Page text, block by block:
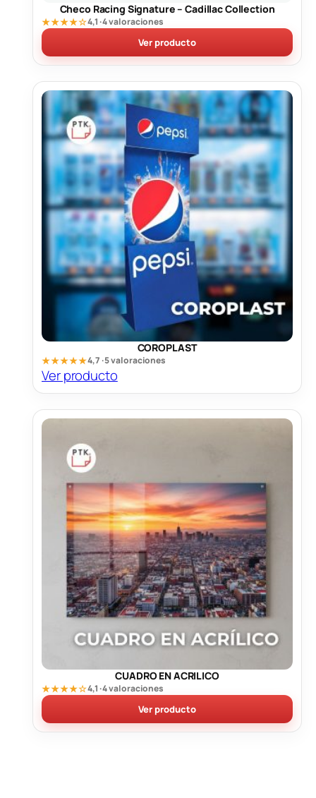
Checo Racing Signature – Cadillac Collection
★★★★☆4,1 · 4 valoraciones
Ver producto
COROPLAST
★★★★★4,7 · 5 valoraciones
Ver producto
CUADRO EN ACRILICO
★★★★☆4,1 · 4 valoraciones
Ver producto